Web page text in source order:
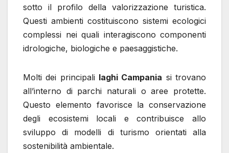
sotto il profilo della valorizzazione turistica.
Questi ambienti costituiscono sistemi ecologici
complessi nei quali interagiscono componenti
idrologiche, biologiche e paesaggistiche.
Molti dei principali laghi Campania si trovano
all’interno di parchi naturali o aree protette.
Questo elemento favorisce la conservazione
degli ecosistemi locali e contribuisce allo
sviluppo di modelli di turismo orientati alla
sostenibilità ambientale.